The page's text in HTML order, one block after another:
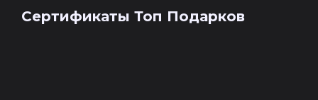
Сертификаты Топ Подарков